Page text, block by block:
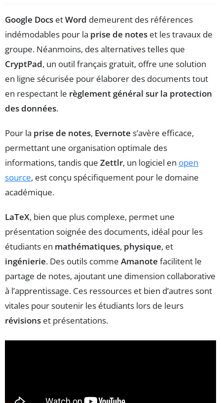
Google Docs etWord demeurent des références
indémodables pour la prise de notes et les travaux de
groupe. Néanmoins, des alternatives telles que
CryptPad, un outil français gratuit, offre une solution
en ligne sécurisée pour élaborer des documents tout
en respectant le règlement général sur la protection
des données.
Pour la prise de notes, Evernote s’avère efficace,
permettant une organisation optimale des
informations, tandis que Zettlr, un logiciel en open
source, est conçu spécifiquement pour le domaine
académique.
LaTeX, bien que plus complexe, permet une
présentation soignée des documents, idéal pour les
étudiants en mathématiques, physique, et
ingénierie. Des outils comme Amanote facilitent le
partage de notes, ajoutant une dimension collaborative
à l’apprentissage. Ces ressources et bien d’autres sont
vitales pour soutenir les étudiants lors de leurs
révisions et présentations.